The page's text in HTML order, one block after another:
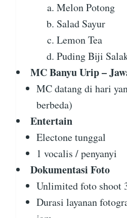
Melon Potong
Salad Sayur
Lemon Tea
Puding Biji
MC Banyu Urip –
MC datang di hari
berbeda)
Entertain
Electone tunggal
1 vocalis / penyanyi
Dokumentasi Foto
Unlimited foto shoot
Durasi layanan